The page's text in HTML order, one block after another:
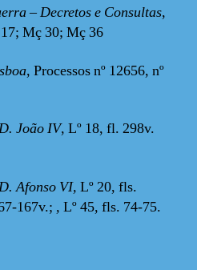
– Decretos e Consultas,
Mç 30; Mç 36
, Processos nº 12656, nº
João IV, Lº 18, fl. 298v.
Afonso VI, Lº 20, fls.
167v.; , Lº 45, fls. 74-75.